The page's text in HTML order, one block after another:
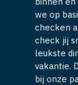
we op
checken
check jij
leukste
vakantie.
bij onze